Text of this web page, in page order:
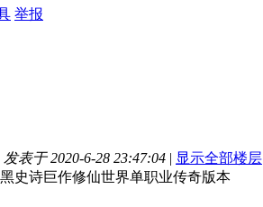
举报
发表于 2020-6-28 23:47:04 | 显示全部楼层
史诗巨作修仙世界单职业传奇版本